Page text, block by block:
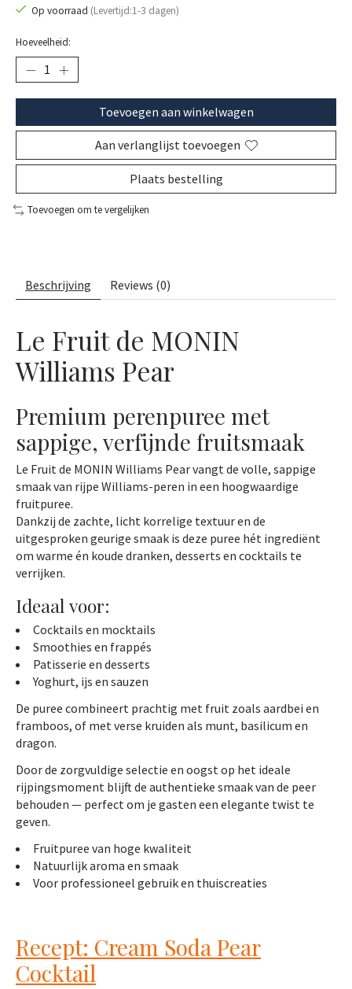
Op voorraad (Levertijd:1-3 dagen)
Hoeveelheid:
Toevoegen aan winkelwagen
Aan verlanglijst toevoegen
Plaats bestelling
Toevoegen om te vergelijken
Beschrijving Reviews (0)
Le Fruit de MONIN
Williams Pear
Premium perenpuree met
sappige, verfijnde fruitsmaak
Le Fruit de MONIN Williams Pear vangt de volle, sappige
smaak van rijpe Williams-peren in een hoogwaardige
fruitpuree.
Dankzij de zachte, licht korrelige textuur en de
uitgesproken geurige smaak is deze puree hét ingrediënt
om warme én koude dranken, desserts en cocktails te
verrijken.
Ideaal voor:
Cocktails en mocktails
Smoothies en frappés
Patisserie en desserts
Yoghurt, ijs en sauzen
De puree combineert prachtig met fruit zoals aardbei en
framboos, of met verse kruiden als munt, basilicum en
dragon.
Door de zorgvuldige selectie en oogst op het ideale
rijpingsmoment blijft de authentieke smaak van de peer
behouden — perfect om je gasten een elegante twist te
geven.
Fruitpuree van hoge kwaliteit
Natuurlijk aroma en smaak
Voor professioneel gebruik en thuiscreaties
Recept: Cream Soda Pear
Cocktail